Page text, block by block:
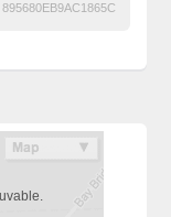
895680EB9AC1865C